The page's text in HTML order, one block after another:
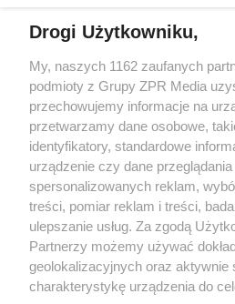
Żaden utwór zamieszczony w serwisie nie
rozpowszechniany lub dalej
tym także elektroniczny lub
eksploatacji w jakiejkolwiek formie,
Internecie bez pisemnej zgody
wykorzystanie utworów w całości lub w
tzn. bez właściwej zgody, jest zabronione
ścigane prawnie.
Drogi Użytkowniku,
My, naszych 1162 zaufanych
podmioty z Grupy ZPR Media
przechowujemy informacje na
przetwarzamy dane osobowe,
identyfikatory, standardowe
urządzenie czy dane
spersonalizowanych reklam,
treści, pomiar reklam i treści,
ulepszanie usług. Za zgodą
Partnerzy możemy używać
geolokalizacyjnych oraz aktywnie
charakterystykę urządzenia do